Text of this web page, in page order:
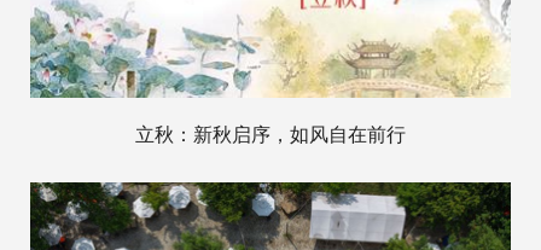
立秋：新秋启序，如风自在前行